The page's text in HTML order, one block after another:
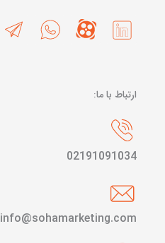
ارتباط با ما:
02191091034
info@sohamarketing.com